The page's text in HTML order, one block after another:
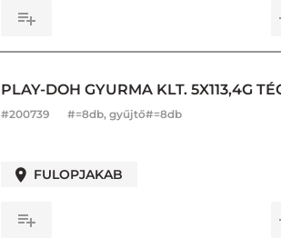
PLAY-DOH GYURMA KLT. 5X113,4G
#200739 #=8db, gyűjtő#=8db
FULOPJAKAB